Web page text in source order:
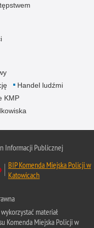
Handel ludźmi
KMP
Informacji Publicznej
BIP Komenda Miejska Policji w
Katowicach
materiał
Komenda Miejska Policji w